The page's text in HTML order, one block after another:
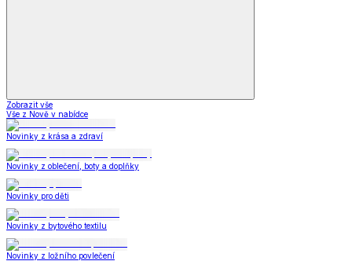
Zobrazit vše
Vše z Nově v nabídce
Novinky z krása a zdraví
Novinky z oblečení, boty a doplňky
Novinky pro děti
Novinky z bytového textilu
Novinky z ložního povlečení